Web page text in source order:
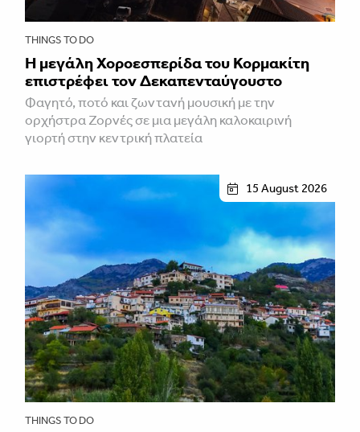
THINGS TO DO
Η μεγάλη Χοροεσπερίδα του Κορμακίτη
επιστρέφει τον Δεκαπενταύγουστο
Φαγητό, ποτό και ζωντανή μουσική με την
ορχήστρα Ζορνές σε μια μεγάλη καλοκαιρινή
γιορτή στην κεντρική πλατεία
15 August 2026
THINGS TO DO